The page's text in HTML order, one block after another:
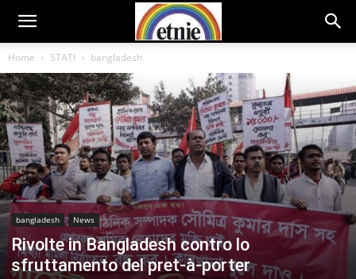
Home STATI bangladesh
bangladesh News
Rivolte in Bangladesh contro lo
sfruttamento del pret-à-porter